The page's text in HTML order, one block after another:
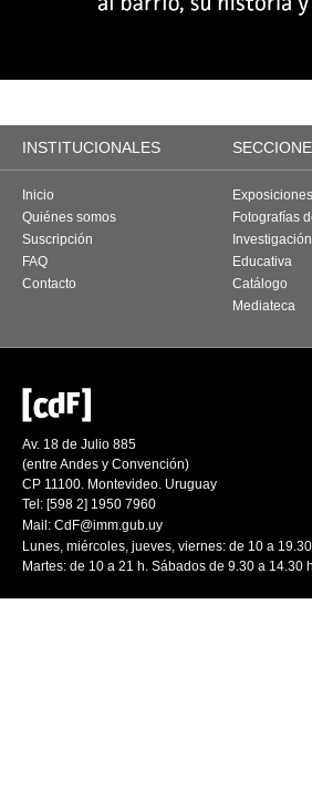
INSTITUCIONALES
Inicio
Quiénes somos
Suscripción
FAQ
Contacto
Exposiciones
Fotografías
Investigación
Educativa
Catálogo
Mediateca
Av. 18 de Julio 885
(entre Andes y Convención)
CP 11100. Montevideo. Uruguay
Tel: [598 2] 1950 7960
Mail: CdF@imm.gub.uy
Lunes, miércoles, jueves, viernes: de 10 a
Martes: de 10 a 21 h. Sábados de 9.30 a 14.30